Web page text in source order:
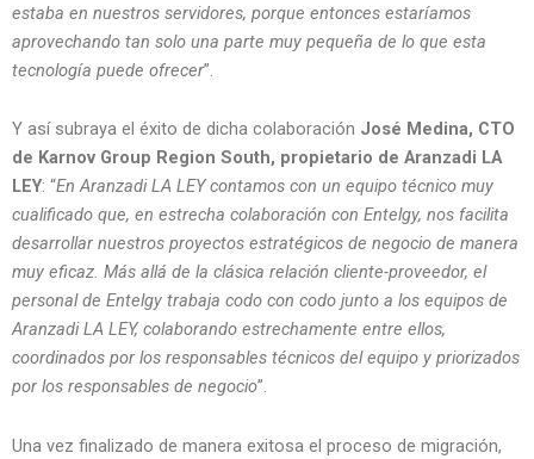
estaba en nuestros servidores, porque entonces estaríamos
aprovechando tan solo una parte muy pequeña de lo que esta
tecnología puede ofrecer”.
Y así subraya el éxito de dicha colaboración José Medina, CTO
de Karnov Group Region South, propietario de Aranzadi LA
LEY: “En Aranzadi LA LEY contamos con un equipo técnico muy
cualificado que, en estrecha colaboración con Entelgy, nos facilita
desarrollar nuestros proyectos estratégicos de negocio de manera
muy eficaz. Más allá de la clásica relación cliente-proveedor, el
personal de Entelgy trabaja codo con codo junto a los equipos de
Aranzadi LA LEY, colaborando estrechamente entre ellos,
coordinados por los responsables técnicos del equipo y priorizados
por los responsables de negocio”.
Una vez finalizado de manera exitosa el proceso de migración,